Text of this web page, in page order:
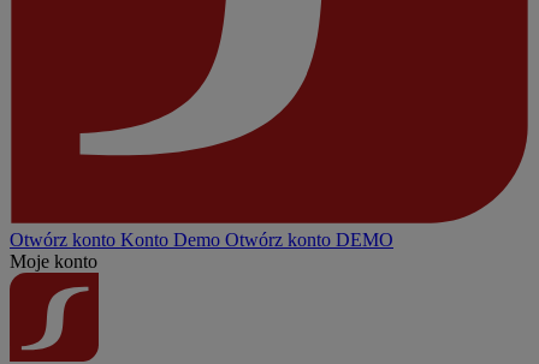
Otwórz konto Konto Demo Otwórz konto DEMO
Moje konto